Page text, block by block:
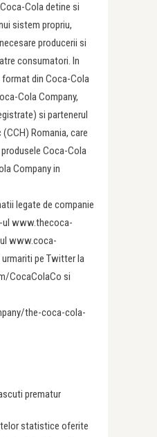
Cola detine si
sistem propriu,
producerii si
consumatori. In
format din Coca-Cola
Cola Company,
si partenerul
Romania, care
Coca-Cola
Company in
legate de companie
ul www.thecoca-
www.coca-
pe Twitter la
CocaColaCo si
the-coca-cola-
prematur
statistice oferite